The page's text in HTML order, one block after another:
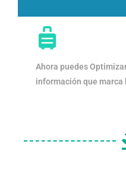
Ahora puedes
información que marca